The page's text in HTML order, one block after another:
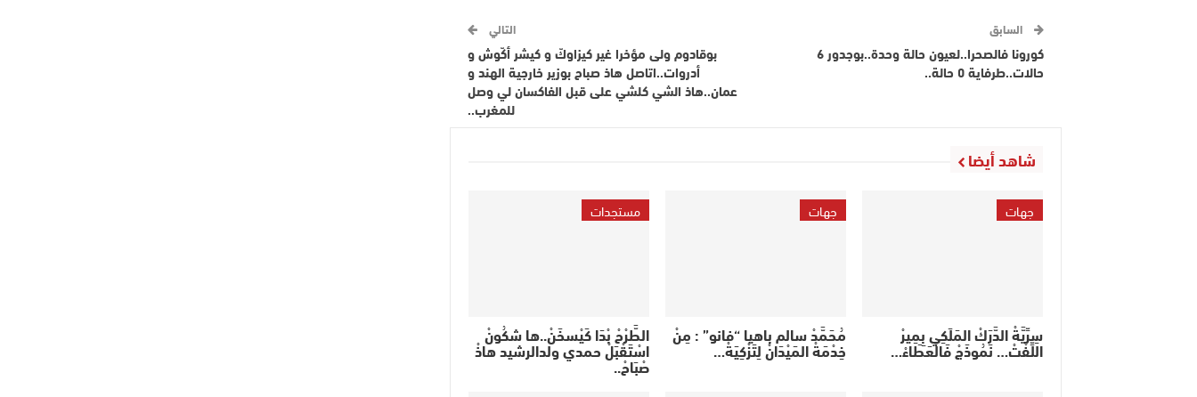
السابق
كورونا فالصحرا..لعيون حالة وحدة..بوجدور 6
حالات..طرفاية 0 حالة..
التالي
بوقادوم ولى مؤخرا غير كيزاوكّ و كيشر أكّوش و
أدروات..اتاصل هاذ صباح بوزير خارجية الهند و
عمان..هاذ الشي كلشي على قبل الفاكسان لي وصل
للمغرب..
شاهد أيضا
جهات
سِرِّيَّةْ الدَّرَكْ المَلَكِي بِمِيرْ
اللِّفْتْ… نَمُوذَجْ فَالْعَطَاءْ…
جهات
مُحَمَّدْ سالم باهيا “فانو” : مِنْ
خِدْمَةْ المَيْدَانْ لِتَزْكِيَةْ…
مستجدات
الطَّرْحْ بْدَا كَيْسخَنْ..ها شكُونْ
اسْتَقْبَلْ حمدي ولدالرشيد هاذْ
صْبَاحْ..